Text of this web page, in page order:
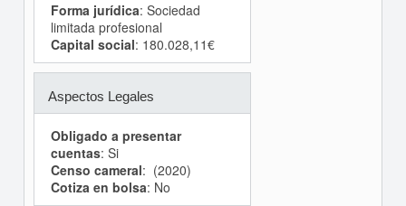
Forma jurídica: Sociedad
limitada profesional
Capital social: 180.028,11€
Aspectos Legales
Obligado a presentar
cuentas: Si
Censo cameral: (2020)
Cotiza en bolsa: No